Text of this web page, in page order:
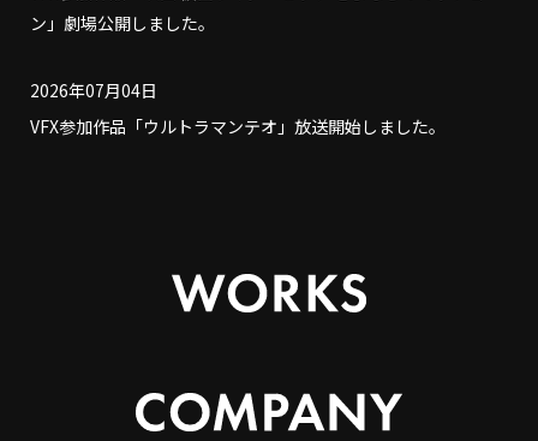
ン」劇場公開しました。
2026年07月04日
VFX参加作品「ウルトラマンテオ」放送開始しました。